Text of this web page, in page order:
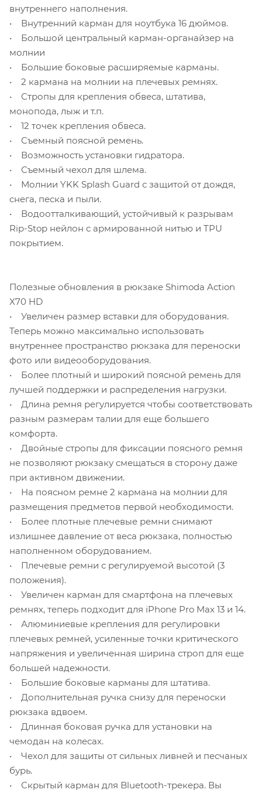
внутреннего наполнения.
• Внутренний карман для ноутбука 16 дюймов.
• Большой центральный карман-органайзер на
молнии
• Большие боковые расширяемые карманы.
• 2 кармана на молнии на плечевых ремнях.
• Стропы для крепления обвеса, штатива,
монопода, лыж и т.п.
• 12 точек крепления обвеса.
• Съемный поясной ремень.
• Возможность установки гидратора.
• Съемный чехол для шлема.
• Молнии YKK Splash Guard с защитой от дождя,
снега, песка и пыли.
• Водоотталкивающий, устойчивый к разрывам
Rip-Stop нейлон с армированной нитью и TPU
покрытием.
Полезные обновления в рюкзаке Shimoda Action
X70 HD
• Увеличен размер вставки для оборудования.
Теперь можно максимально использовать
внутреннее пространство рюкзака для переноски
фото или видеооборудования.
• Более плотный и широкий поясной ремень для
лучшей поддержки и распределения нагрузки.
• Длина ремня регулируется чтобы соответствовать
разным размерам талии для еще большего
комфорта.
• Двойные стропы для фиксации поясного ремня
не позволяют рюкзаку смещаться в сторону даже
при активном движении.
• На поясном ремне 2 кармана на молнии для
размещения предметов первой необходимости.
• Более плотные плечевые ремни снимают
излишнее давление от веса рюкзака, полностью
наполненном оборудованием.
• Плечевые ремни с регулируемой высотой (3
положения).
• Увеличен карман для смартфона на плечевых
ремнях, теперь подходит для iPhone Pro Max 13 и 14.
• Алюминиевые крепления для регулировки
плечевых ремней, усиленные точки критического
напряжения и увеличенная ширина строп для еще
большей надежности.
• Большие боковые карманы для штатива.
• Дополнительная ручка снизу для переноски
рюкзака вдвоем.
• Длинная боковая ручка для установки на
чемодан на колесах.
• Чехол для защиты от сильных ливней и песчаных
бурь.
• Скрытый карман для Bluetooth-трекера. Вы